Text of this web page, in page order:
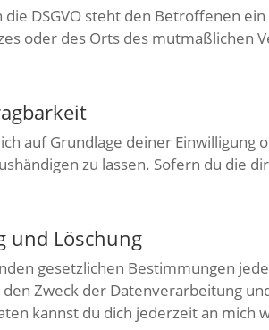
die DSGVO steht den Betroffenen
oder des Orts des mutmaßlichen
auf Grundlage deiner
zu lassen. Sofern du die
und Löschung
gesetzlichen Bestimmungen
Zweck der Datenverarbeitung
kannst du dich jederzeit an mich